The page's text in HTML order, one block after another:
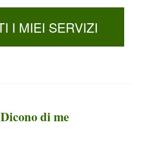
I MIEI SERVIZI
Dicono di me